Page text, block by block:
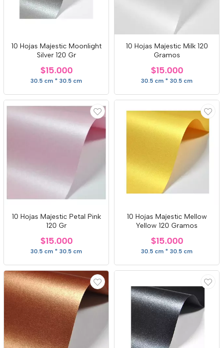
10 Hojas Majestic Moonlight
Silver 120 Gr
$15.000
30.5 cm * 30.5 cm
10 Hojas Majestic Milk 120
Gramos
$15.000
30.5 cm * 30.5 cm
10 Hojas Majestic Petal Pink
120 Gr
$15.000
30.5 cm * 30.5 cm
10 Hojas Majestic Mellow
Yellow 120 Gramos
$15.000
30.5 cm * 30.5 cm